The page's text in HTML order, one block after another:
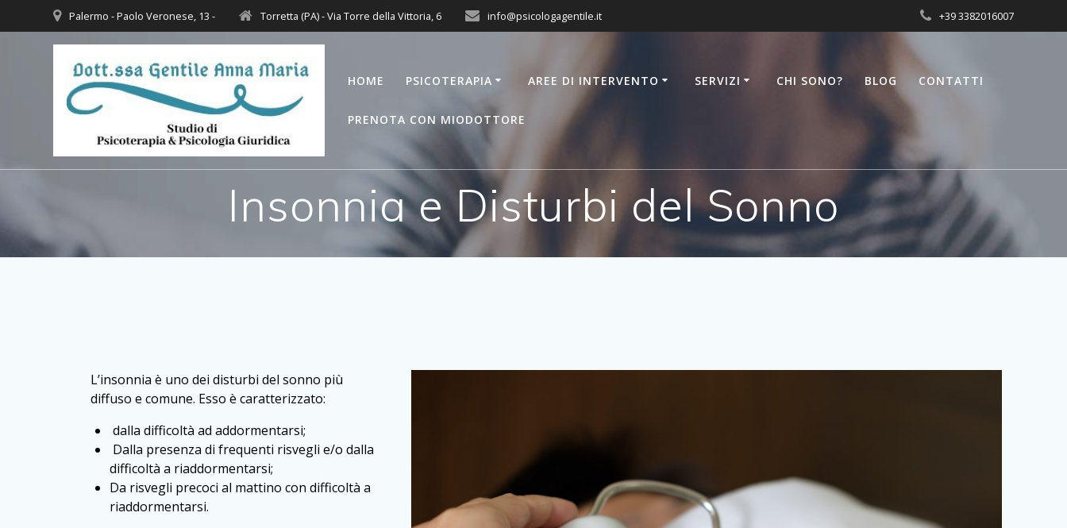
al
contenuto
Palermo - Paolo Veronese, 13 - Torretta (PA) - Via Torre della Vittoria, 6 info@psicologagentile.it +39 3382016007
HOME PSICOTERAPIA AREE DI INTERVENTO SERVIZI CHI SONO? BLOG CONTATTI
PRENOTA CON MIODOTTORE
Insonnia e Disturbi del Sonno
L’insonnia è uno dei disturbi del sonno più
diffuso e comune. Esso è caratterizzato:
dalla difficoltà ad addormentarsi;
Dalla presenza di frequenti risvegli e/o dalla
difficoltà a riaddormentarsi;
Da risvegli precoci al mattino con difficoltà a
riaddormentarsi.